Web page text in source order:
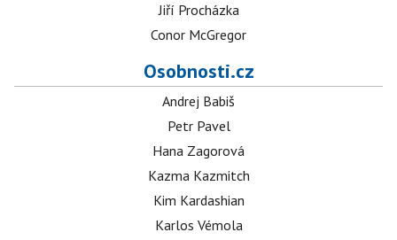
Jiří Procházka
Conor McGregor
Osobnosti.cz
Andrej Babiš
Petr Pavel
Hana Zagorová
Kazma Kazmitch
Kim Kardashian
Karlos Vémola